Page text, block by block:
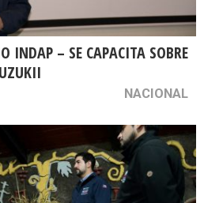
INDAP – SE CAPACITA SOBRE
NACIONAL